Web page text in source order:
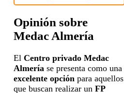
Opinión sobre
Medac Almería
El Centro privado Medac
Almería se presenta como una
excelente opción para aquellos
que buscan realizar un FP